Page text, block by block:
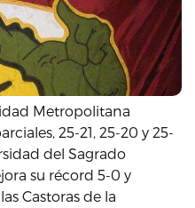
Metropolitana
25-21, 25-20 y 25-
del Sagrado
su récord 5-0 y
Castoras de la